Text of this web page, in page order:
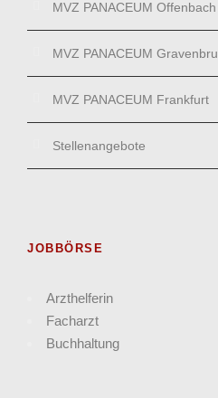
MVZ PANACEUM Offenbach
MVZ PANACEUM
MVZ PANACEUM Frankfurt
Stellenangebote
JOBBÖRSE
Arzthelferin
Facharzt
Buchhaltung